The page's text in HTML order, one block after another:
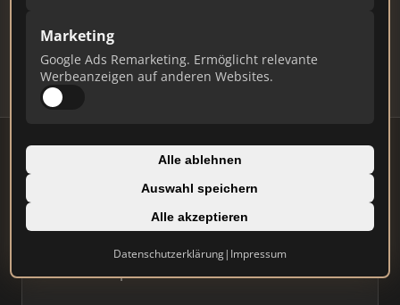
Marketing
Google Ads Remarketing. Ermöglicht relevante
Werbeanzeigen auf anderen Websites.
Alle ablehnen
Auswahl speichern
Alle akzeptieren
Datenschutzerklärung| Impressum
Updates.
Profil beanspruchen
⭐ Etabliert
Immobilienplattform